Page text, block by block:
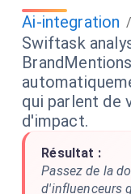
Ai-integration /
Swiftask
qui parlent de
d'impact.
Résultat :
Passez de la
d'influenceurs